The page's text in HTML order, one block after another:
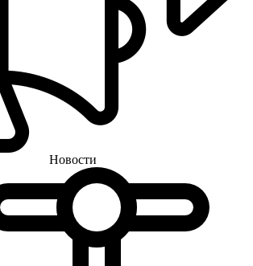
Новости